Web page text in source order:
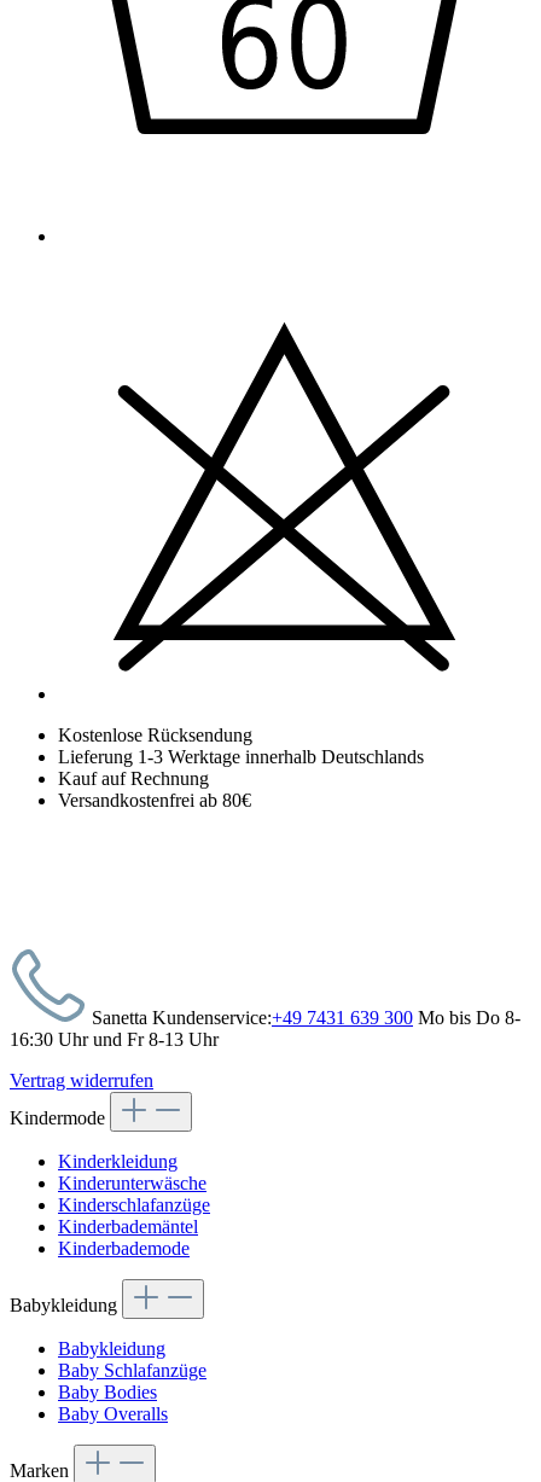
Kostenlose Rücksendung
Lieferung 1-3 Werktage innerhalb Deutschlands
Kauf auf Rechnung
Versandkostenfrei ab 80€
Sanetta Kundenservice:+49 7431 639 300 Mo bis Do 8-
16:30 Uhr und Fr 8-13 Uhr
Vertrag widerrufen
Kindermode
Kinderkleidung
Kinderunterwäsche
Kinderschlafanzüge
Kinderbademäntel
Kinderbademode
Babykleidung
Babykleidung
Baby Schlafanzüge
Baby Bodies
Baby Overalls
Marken